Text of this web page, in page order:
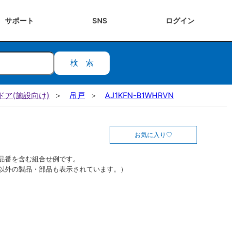
サポート SNS ログイン
検索
ア(施設向け) 吊戸 AJ1KFN-B1WHRVN
お気に入り
番を含む組合せ例です。
外の製品・部品も表示されています。）